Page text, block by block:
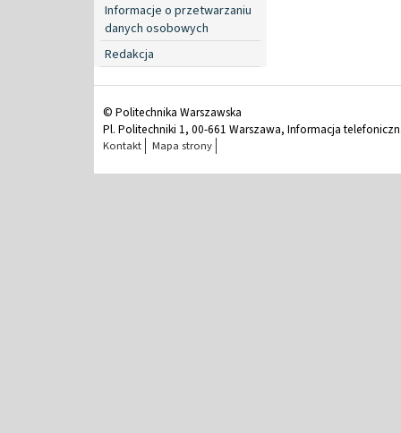
Informacje o przetwarzaniu
danych osobowych
Redakcja
© Politechnika Warszawska
Pl. Politechniki 1, 00-661 Warszawa, Informacja
Kontakt Mapa strony